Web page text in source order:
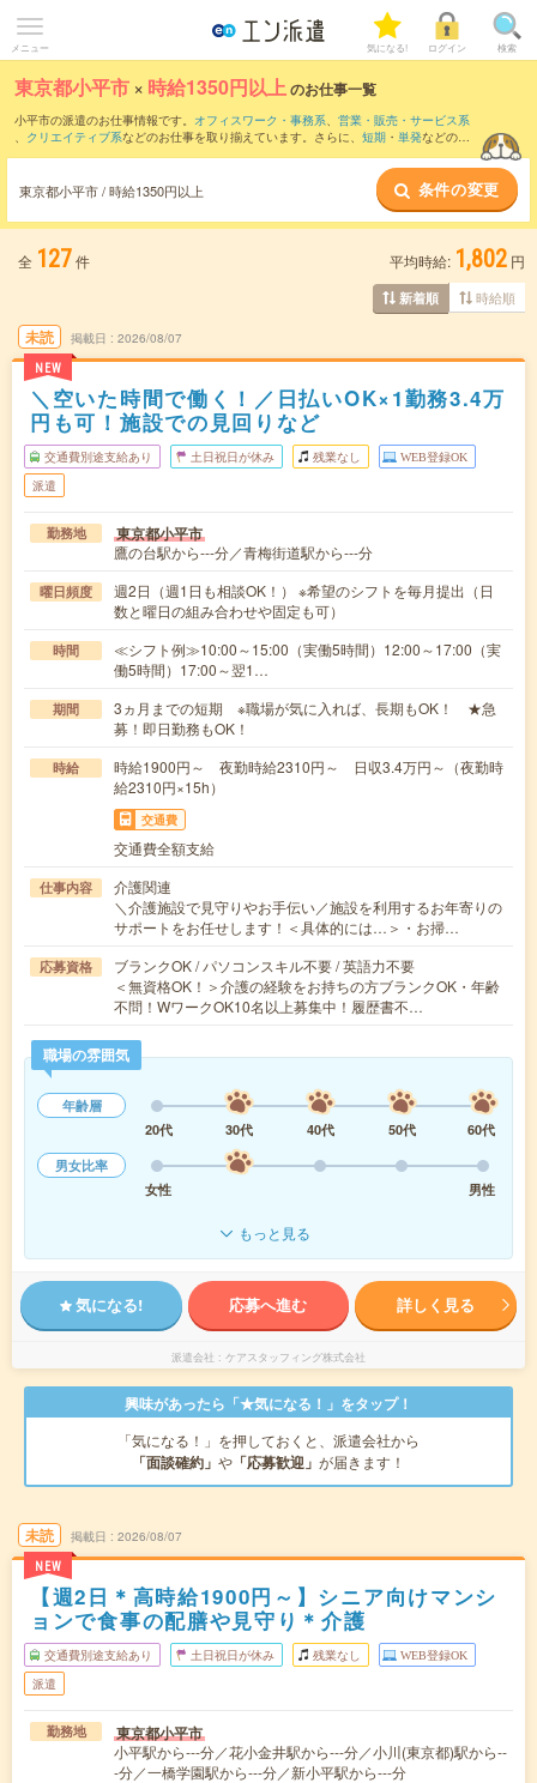
メニュー 気になる! ログイン 検索
東京都小平市 × 時給1350円以上のお仕事一覧
小平市の派遣のお仕事情報です。 オフィスワーク・事務系、 営業・販売・サービス系
、 クリエイティブ系などのお仕事を取り揃えています。さらに、 短期 ・ 単発などの期
東京都小平市 / 時給1350円以上 条件の変更
全 127件 平均時給: 1,802 円
新着順 時給順
未読
NEW
掲載日 2026/08/07
＼空いた時間で働く！／日払いOK×1勤務3.4万
円も可！施設での見回りなど
交通費別途支給あり 土日祝日が休み 残業なし WEB登録OK
派遣
勤務地 東京都小平市
鷹の台駅から---分／青梅街道駅から---分
曜日頻度
週2日（週1日も相談OK！） ※希望のシフトを毎月提出（日
数と曜日の組み合わせや固定も可）
時間
≪シフト例≫10:00～15:00（実働5時間）12:00～17:00（実
働5時間）17:00～翌1…
期間
3ヵ月までの短期 ※職場が気に入れば、長期もOK！ ★急
募！即日勤務もOK！
時給
時給1900円～ 夜勤時給2310円～ 日収3.4万円～（夜勤時
給2310円×15h）
交通費
交通費全額支給
仕事内容
介護関連
＼介護施設で見守りやお手伝い／施設を利用するお年寄りの
サポートをお任せします！＜具体的には…＞・お掃…
応募資格
ブランクOK / パソコンスキル不要 / 英語力不要
＜無資格OK！＞介護の経験をお持ちの方ブランクOK・年齢
不問！WワークOK10名以上募集中！履歴書不…
職場の雰囲気
年齢層
20代
30代 40代 50代
60代
男女比率
女性
男性
もっと見る
気になる! 応募へ進む 詳しく見る
派遣会社 ケアスタッフィング株式会社
興味があったら「★気になる！」をタップ！
「気になる！」を押しておくと、派遣会社から
「面談確約」 や 「応募歓迎」 が届きます！
未読
NEW
掲載日 2026/08/07
【週2日＊高時給1900円～】シニア向けマンシ
ョンで食事の配膳や見守り＊介護
交通費別途支給あり 土日祝日が休み 残業なし WEB登録OK
派遣
勤務地 東京都小平市
小平駅から---分／花小金井駅から---分／小川(東京都)駅から--
-分／一橋学園駅から---分／新小平駅から---分